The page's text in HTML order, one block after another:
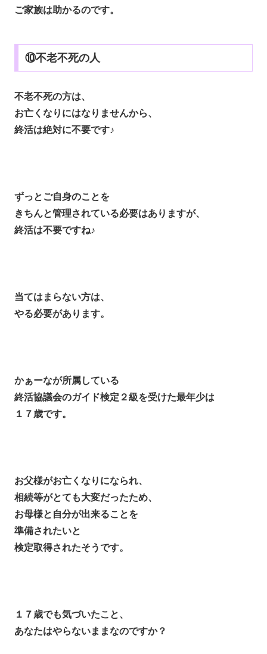
ご家族は助かるのです。
⑩不老不死の人
不老不死の方は、
お亡くなりにはなりませんから、
終活は絶対に不要です♪
ずっとご自身のことを
きちんと管理されている必要はありますが、
終活は不要ですね♪
当てはまらない方は、
やる必要があります。
かぁーなが所属している
終活協議会のガイド検定２級を受けた最年少は
１７歳です。
お父様がお亡くなりになられ、
相続等がとても大変だったため、
お母様と自分が出来ることを
準備されたいと
検定取得されたそうです。
１７歳でも気づいたこと、
あなたはやらないままなのですか？